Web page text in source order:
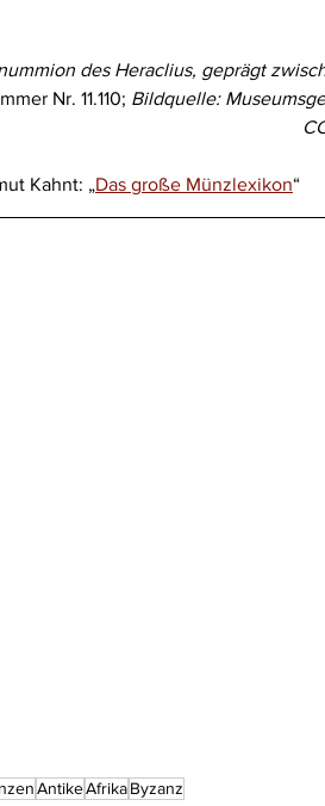
des Heraclius, geprägt
Nr. 11.110; Bildquelle:
Kahnt: „Das große Münzlexikon“
AntikeAfrikaByzanz